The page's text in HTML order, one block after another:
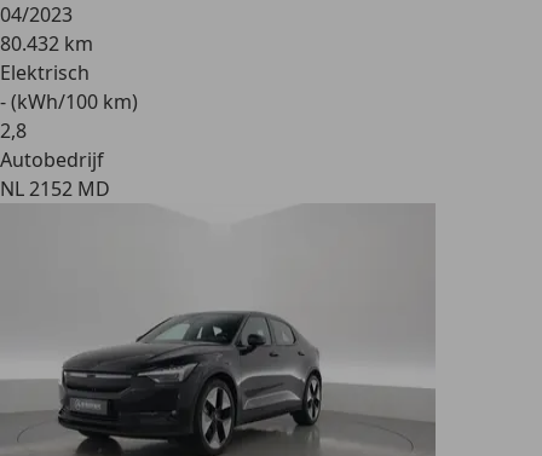
04/2023
80.432 km
Elektrisch
- (kWh/100 km)
2,8
Autobedrijf
NL 2152 MD